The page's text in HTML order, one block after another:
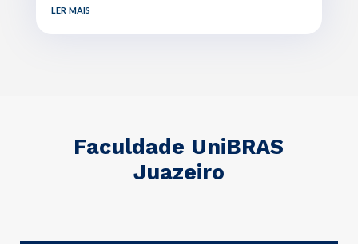
ler mais
Faculdade UniBRAS
Juazeiro